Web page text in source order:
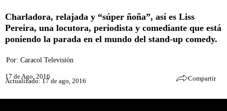
Charladora, relajada y “súper ñoña”, así es Liss
Pereira, una locutora, periodista y comediante que está
poniendo la parada en el mundo del stand-up comedy.
Por: Caracol Televisión
17 de Ago, 2016
Actualizado: 17 de ago, 2016 Compartir